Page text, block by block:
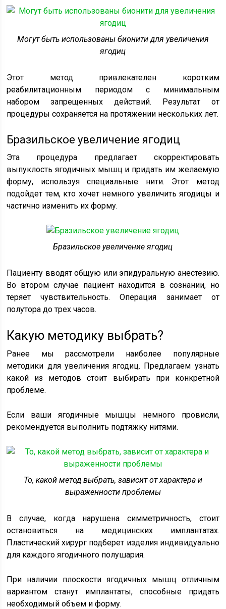
Могут быть использованы бионити для увеличения
ягодиц
Этот метод привлекателен коротким
реабилитационным периодом с минимальным
набором запрещенных действий. Результат от
процедуры сохраняется на протяжении нескольких лет.
Бразильское увеличение ягодиц
Эта процедура предлагает скорректировать
выпуклость ягодичных мышц и придать им желаемую
форму, используя специальные нити. Этот метод
подойдет тем, кто хочет немного увеличить ягодицы и
частично изменить их форму.
Бразильское увеличение ягодиц
Пациенту вводят общую или эпидуральную анестезию.
Во втором случае пациент находится в сознании, но
теряет чувствительность. Операция занимает от
полутора до трех часов.
Какую методику выбрать?
Ранее мы рассмотрели наиболее популярные
методики для увеличения ягодиц. Предлагаем узнать
какой из методов стоит выбирать при конкретной
проблеме.
Если ваши ягодичные мышцы немного провисли,
рекомендуется выполнить подтяжку нитями.
То, какой метод выбрать, зависит от характера и
выраженности проблемы
В случае, когда нарушена симметричность, стоит
остановиться на медицинских имплантатах.
Пластический хирург подберет изделия индивидуально
для каждого ягодичного полушария.
При наличии плоскости ягодичных мышц отличным
вариантом станут имплантаты, способные придать
необходимый объем и форму.